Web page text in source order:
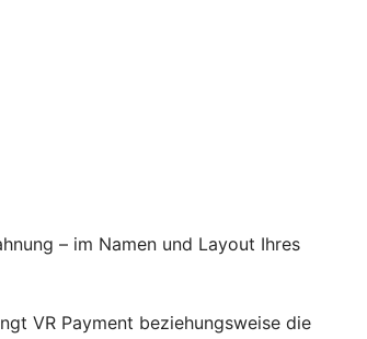
– im Namen und Layout Ihres
VR Payment beziehungsweise die